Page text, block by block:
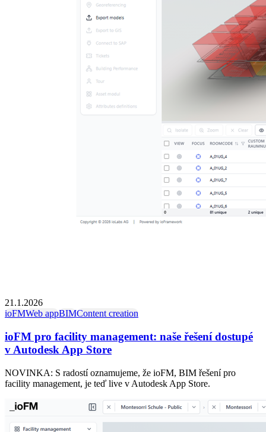
21.1.2026
ioFMWeb appBIMContent creation
ioFM pro facility management: naše řešení dostupé
v Autodesk App Store
NOVINKA: S radostí oznamujeme, že ioFM, BIM řešení pro
facility management, je teď live v Autodesk App Store.